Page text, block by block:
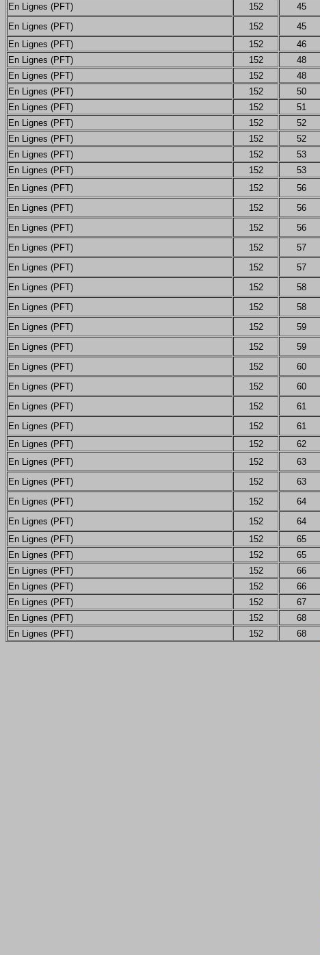
En Lignes (PFT)
152 45
En Lignes (PFT)
152 45
En Lignes (PFT)
152 46
En Lignes (PFT)
152 48
En Lignes (PFT)
152 48
En Lignes (PFT)
152 50
En Lignes (PFT)
152 51
En Lignes (PFT)
152 52
En Lignes (PFT)
152 52
En Lignes (PFT)
152 53
En Lignes (PFT)
152 53
En Lignes (PFT)
152 56
En Lignes (PFT)
152 56
En Lignes (PFT)
152 56
En Lignes (PFT)
152 57
En Lignes (PFT)
152 57
En Lignes (PFT)
152 58
En Lignes (PFT)
152 58
En Lignes (PFT)
152 59
En Lignes (PFT)
152 59
En Lignes (PFT)
152 60
En Lignes (PFT)
152 60
En Lignes (PFT)
152 61
En Lignes (PFT)
152 61
En Lignes (PFT)
152 62
En Lignes (PFT)
152 63
En Lignes (PFT)
152 63
En Lignes (PFT)
152 64
En Lignes (PFT)
152 64
En Lignes (PFT)
152 65
En Lignes (PFT)
152 65
En Lignes (PFT)
152 66
En Lignes (PFT)
152 66
En Lignes (PFT)
152 67
En Lignes (PFT)
152 68
En Lignes (PFT)
152 68